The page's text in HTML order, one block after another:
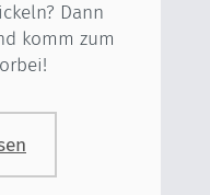
Dann
komm zum